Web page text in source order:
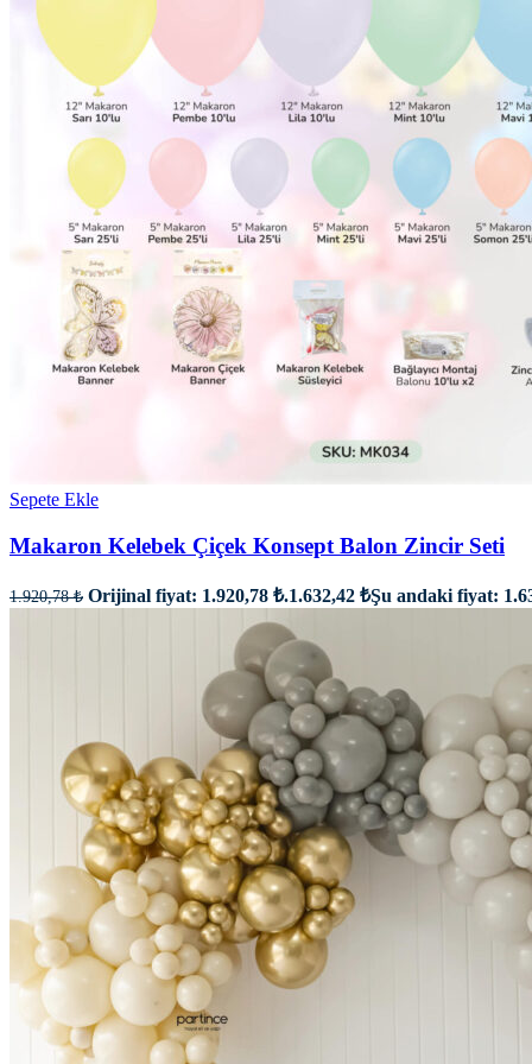
Sepete Ekle
Makaron Kelebek Çiçek Konsept Balon Zincir Seti
1.920,78₺ Orijinal fiyat: 1.920,78 ₺.1.632,42 ₺Şu andaki fiyat: